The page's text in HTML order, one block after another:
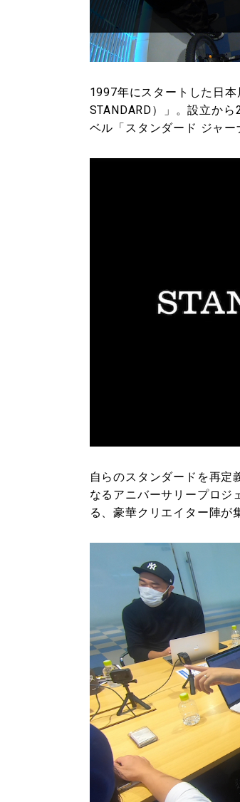
1997年にスタートした日
STANDARD）」。設立か
ベル「スタンダード ジャー
自らのスタンダードを再定
なるアニバーサリープロジ
る、豪華クリエイター陣が